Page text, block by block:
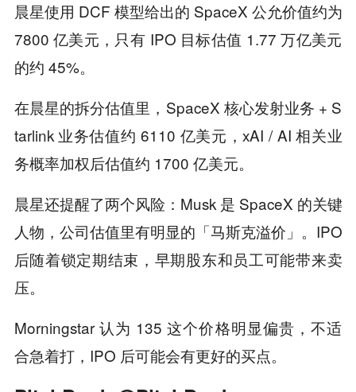
晨星使用 DCF 模型给出的 SpaceX 公允价值约为
7800 亿美元，只有 IPO 目标估值 1.77 万亿美元
的约 45%。
在晨星的拆分估值里，SpaceX 核心发射业务 + S
tarlink 业务估值约 6110 亿美元，xAI / AI 相关业
务概率加权后估值约 1700 亿美元。
晨星还提醒了两个风险：Musk 是 SpaceX 的关键
人物，公司估值里有明显的「马斯克溢价」。IPO
后随着锁定期结束，早期股东和员工可能带来卖
压。
Morningstar 认为 135 这个价格明显偏贵，不适
合急着打，IPO 后可能会有更好的买点。